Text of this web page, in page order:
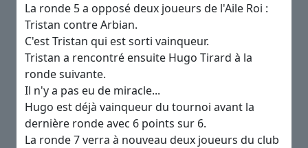
La ronde 5 a opposé deux joueurs de l'Aile Roi :
Tristan contre Arbian.
C'est Tristan qui est sorti vainqueur.
Tristan a rencontré ensuite Hugo Tirard à la
ronde suivante.
Il n'y a pas eu de miracle...
Hugo est déjà vainqueur du tournoi avant la
dernière ronde avec 6 points sur 6.
La ronde 7 verra à nouveau deux joueurs du club